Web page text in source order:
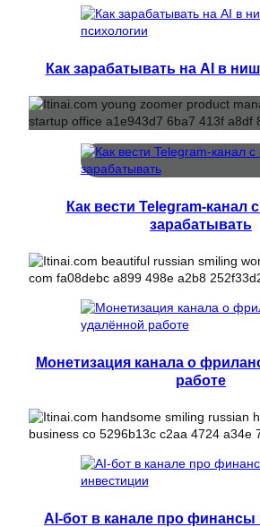
Как зарабатывать на AI в
Как вести Telegram-канал
зарабатывать
Монетизация канала о
работе
AI-бот в канале про финансы